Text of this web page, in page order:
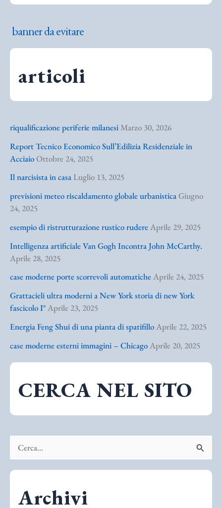
banner da evitare
articoli
riqualificazione periferie milanesi Marzo 30, 2026
Report Tecnico Economico Sull’Edilizia Residenziale in
AcciaioOttobre 24, 2025
Il narcisista in casa Luglio 13, 2025
previsioni meteo riscaldamento globale urbanisticaGiugno
24, 2025
esempio di ristrutturazione rustico rudereAprile 29, 2025
Intelligenza artificiale Van Gogh Incontra John McCarthy.
Aprile 28, 2025
case moderne porte scorrevoli automaticheAprile 24, 2025
Grattacieli ultra moderni a New York storia di new York
fascicolo I°Aprile 23, 2025
Energia Feng Shui di una pianta di spatifilloAprile 22, 2025
case moderne esterni immagini – ChicagoAprile 20, 2025
CERCA NEL SITO
e
r
Archivi